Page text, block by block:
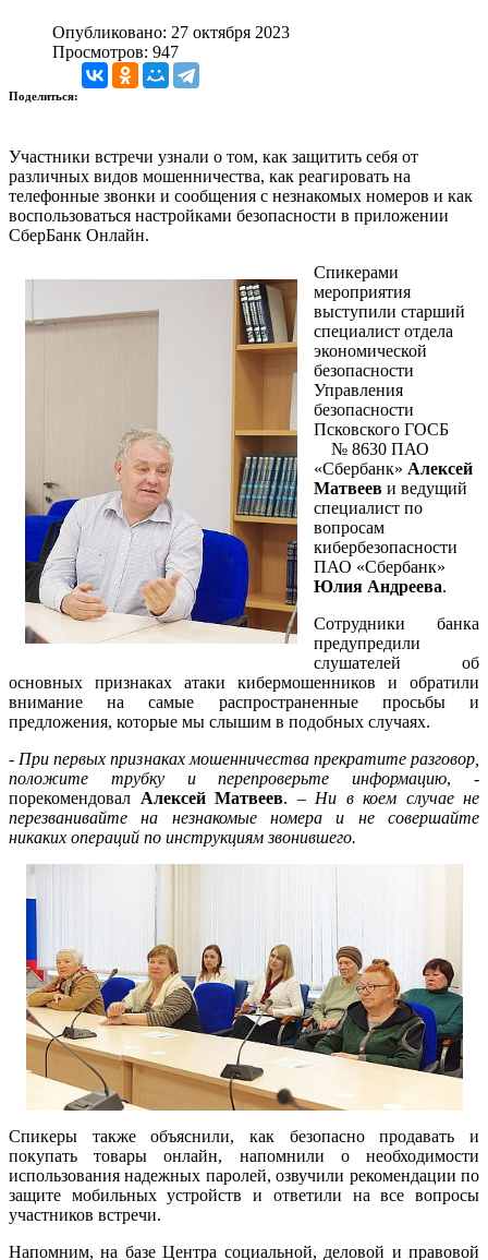
Опубликовано: 27 октября 2023
Просмотров: 947
Поделиться:
Участники встречи узнали о том, как защитить себя от
различных видов мошенничества, как реагировать на
телефонные звонки и сообщения с незнакомых номеров и как
воспользоваться настройками безопасности в приложении
СберБанк Онлайн.
Спикерами
мероприятия
выступили старший
специалист отдела
экономической
безопасности
Управления
безопасности
Псковского ГОСБ
№ 8630 ПАО
«Сбербанк» Алексей
Матвеев и ведущий
специалист по
вопросам
кибербезопасности
ПАО «Сбербанк»
Юлия Андреева.
Сотрудники банка
предупредили
слушателей об
основных признаках атаки кибермошенников и обратили
внимание на самые распространенные просьбы и
предложения, которые мы слышим в подобных случаях.
- При первых признаках мошенничества прекратите разговор,
положите трубку и перепроверьте информацию, -
порекомендовал Алексей Матвеев. – Ни в коем случае не
перезванивайте на незнакомые номера и не совершайте
никаких операций по инструкциям звонившего.
Спикеры также объяснили, как безопасно продавать и
покупать товары онлайн, напомнили о необходимости
использования надежных паролей, озвучили рекомендации по
защите мобильных устройств и ответили на все вопросы
участников встречи.
Напомним, на базе Центра социальной, деловой и правовой